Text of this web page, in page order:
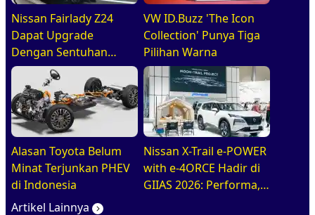
Nissan Fairlady Z24
Dapat Upgrade
Dengan Sentuhan
Leluhur. Indonesia Jadi
Negara Pertama di
ASEAN Yang Disapa
VW ID.Buzz 'The Icon
Collection' Punya Tiga
Pilihan Warna
Alasan Toyota Belum
Minat Terjunkan PHEV
di Indonesia
Nissan X-Trail e-POWER
with e-4ORCE Hadir di
GIIAS 2026: Performa,
Artikel Lainnya